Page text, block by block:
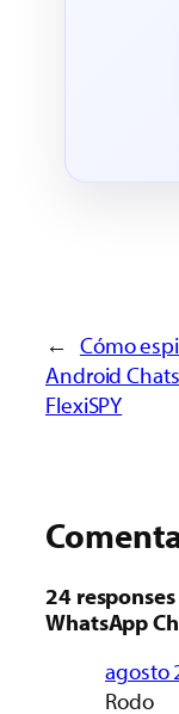
← Cómo
Android
FlexiSPY
24
WhatsApp
agosto
Rodo